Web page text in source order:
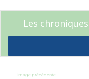
Les
Image précédente